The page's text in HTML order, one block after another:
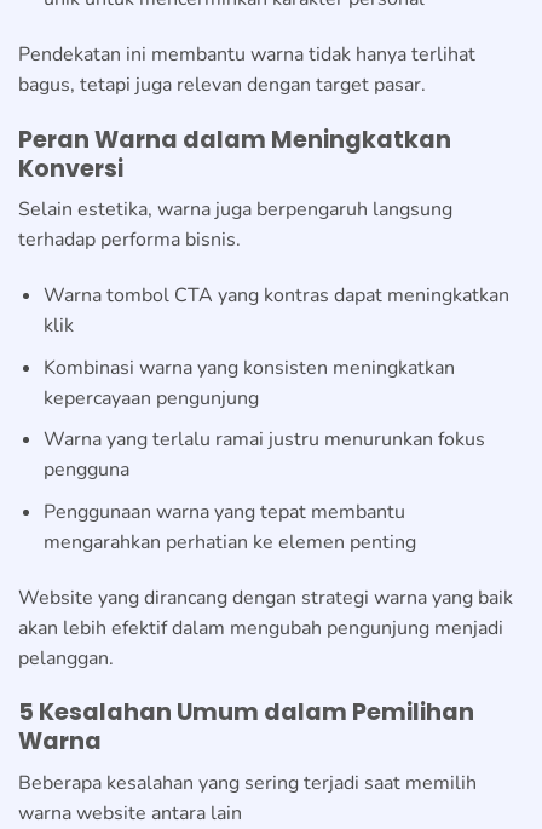
Pendekatan ini membantu warna tidak hanya terlihat
bagus, tetapi juga relevan dengan target pasar.
Peran Warna dalam Meningkatkan
Konversi
Selain estetika, warna juga berpengaruh langsung
terhadap performa bisnis.
Warna tombol CTA yang kontras dapat meningkatkan
klik
Kombinasi warna yang konsisten meningkatkan
kepercayaan pengunjung
Warna yang terlalu ramai justru menurunkan fokus
pengguna
Penggunaan warna yang tepat membantu
mengarahkan perhatian ke elemen penting
Website yang dirancang dengan strategi warna yang baik
akan lebih efektif dalam mengubah pengunjung menjadi
pelanggan.
5 Kesalahan Umum dalam Pemilihan
Warna
Beberapa kesalahan yang sering terjadi saat memilih
warna website antara lain